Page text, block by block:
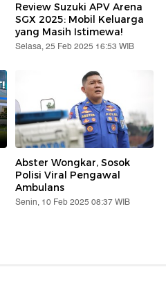
Review Suzuki APV Arena
SGX 2025: Mobil Keluarga
yang Masih Istimewa!
Selasa, 25 Feb 2025 16:53 WIB
Abster Wongkar, Sosok
Polisi Viral Pengawal
Ambulans
Senin, 10 Feb 2025 08:37 WIB